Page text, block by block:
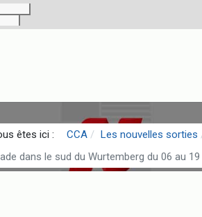
êtes ici : CCA
Les nouvelles sorties
dans le sud du Wurtemberg du 06 au